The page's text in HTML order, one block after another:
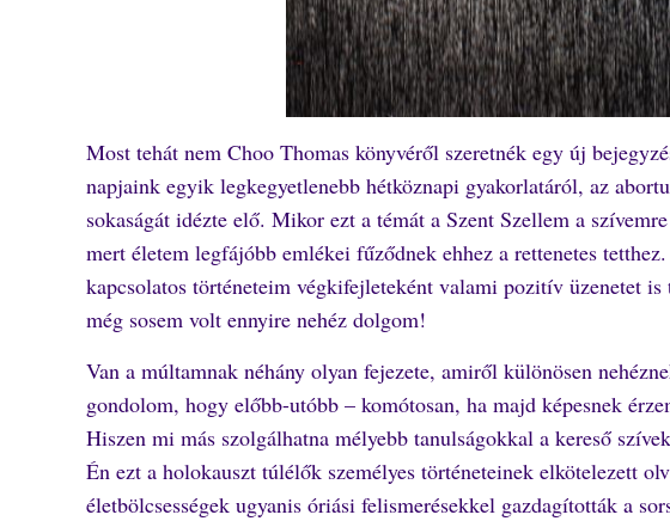
Most tehát nem Choo Thomas könyvéről szeretnék egy új
napjaink egyik legkegyetlenebb hétköznapi gyakorlatáról, az
sokaságát idézte elő. Mikor ezt a témát a Szent Szellem a
mert életem legfájóbb emlékei fűződnek ehhez a rettenetes
kapcsolatos történeteim végkifejleteként valami pozitív üzenetet
még sosem volt ennyire nehéz dolgom!
Van a múltamnak néhány olyan fejezete, amiről különösen
gondolom, hogy előbb-utóbb – komótosan, ha majd képesnek
Hiszen mi más szolgálhatna mélyebb tanulságokkal a kereső
Én ezt a holokauszt túlélők személyes történeteinek elkötelezett
életbölcsességek ugyanis óriási felismerésekkel gazdagították a